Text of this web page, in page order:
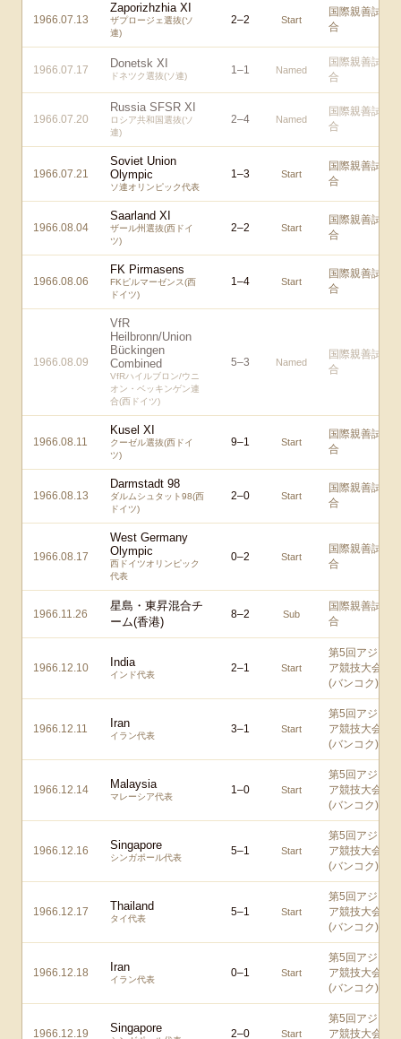
1966.07.13
Zaporizhzhia XI
ザプロージェ選抜(ソ
連)
2–2 Start
国際親善試
合
1966.07.17 Donetsk XI
ドネツク選抜(ソ連) 1–1 Named
国際親善試
合
1966.07.20
Russia SFSR XI
ロシア共和国選抜(ソ
連)
2–4 Named
国際親善試
合
1966.07.21
Soviet Union
Olympic
ソ連オリンピック代表
1–3 Start
国際親善試
合
1966.08.04
Saarland XI
ザール州選抜(西ドイ
ツ)
2–2 Start
国際親善試
合
1966.08.06
FK Pirmasens
FKピルマーゼンス(西
ドイツ)
1–4 Start
国際親善試
合
1966.08.09
VfR
Heilbronn/Union
Bückingen
Combined
VfRハイルブロン/ウニ
オン・ベッキンゲン連
合(西ドイツ)
5–3 Named
国際親善試
合
1966.08.11
Kusel XI
クーゼル選抜(西ドイ
ツ)
9–1 Start
国際親善試
合
1966.08.13
Darmstadt 98
ダルムシュタット98(西
ドイツ)
2–0 Start
国際親善試
合
1966.08.17
West Germany
Olympic
西ドイツオリンピック
代表
0–2 Start
国際親善試
合
1966.11.26
星島・東昇混合チ
ーム(香港)
8–2 Sub
国際親善試
合
1966.12.10 India
インド代表
2–1 Start
第5回アジ
ア競技大会
(バンコク)
1966.12.11 Iran
イラン代表
3–1 Start
第5回アジ
ア競技大会
(バンコク)
1966.12.14 Malaysia
マレーシア代表
1–0 Start
第5回アジ
ア競技大会
(バンコク)
1966.12.16 Singapore
シンガポール代表
5–1 Start
第5回アジ
ア競技大会
(バンコク)
1966.12.17 Thailand
タイ代表
5–1 Start
第5回アジ
ア競技大会
(バンコク)
1966.12.18 Iran
イラン代表
0–1 Start
第5回アジ
ア競技大会
(バンコク)
1966.12.19 Singapore 2–0 Start
第5回アジ
ア競技大会